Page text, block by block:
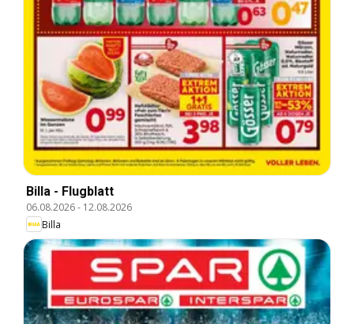
Billa - Flugblatt
06.08.2026- 12.08.2026
Billa